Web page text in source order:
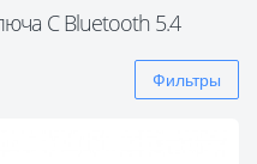
С Bluetooth 5.4
Фильтры